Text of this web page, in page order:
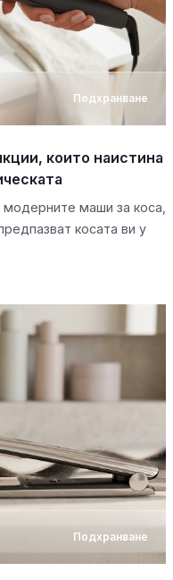
Подхранване
които наистина
маши за коса,
косата ви у
Подхранване